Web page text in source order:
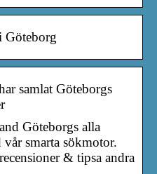
Göteborg
samlat Göteborgs
Göteborgs alla
vår smarta sökmotor.
& tipsa andra